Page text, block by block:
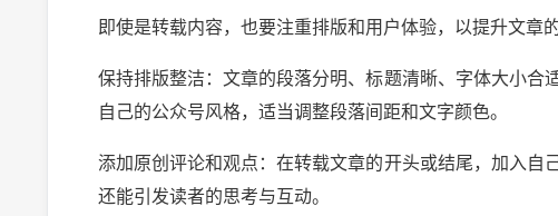
即使是转载内容，也要注重排版和用户体验，以提升文章
保持排版整洁：文章的段落分明、标题清晰、字体大小
自己的公众号风格，适当调整段落间距和文字颜色。
添加原创评论和观点：在转载文章的开头或结尾，加入自
还能引发读者的思考与互动。